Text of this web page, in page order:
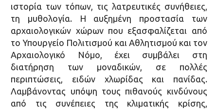
ιστορία των τόπων, τις λατρευτικές συνήθειες,
τη μυθολογία. Η αυξημένη προστασία των
αρχαιολογικών χώρων που εξασφαλίζεται από
το Υπουργείο Πολιτισμού και Αθλητισμού και τον
Αρχαιολογικό Νόμο, έχει συμβάλει στη
διατήρηση των μοναδικών, σε πολλές
περιπτώσεις, ειδών χλωρίδας και πανίδας.
Λαμβάνοντας υπόψη τους πιθανούς κινδύνους
από τις συνέπειες της κλιματικής κρίσης,